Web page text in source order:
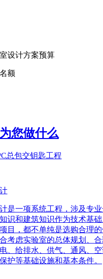
设计方案预算
额
您做什么
总包交钥匙工程
是一项系统工程，涉及专
识和建筑知识作为技术基
目，都不单纯是选购合理
考虑实验室的总体规划、
、给排水、供气、通风、
护等基础设施和基本条件。